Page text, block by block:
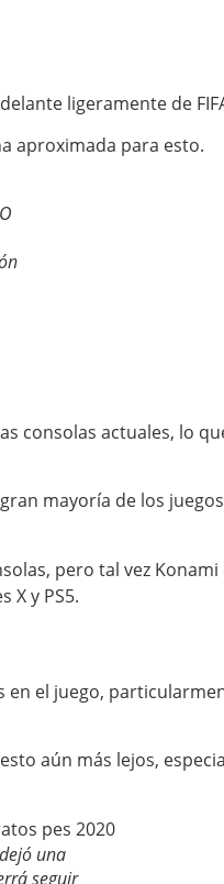
ligeramente de
aproximada para esto.
consolas actuales, lo
mayoría de los
pero tal vez Konami
X y PS5.
en el juego,
aún más lejos,
una
seguir